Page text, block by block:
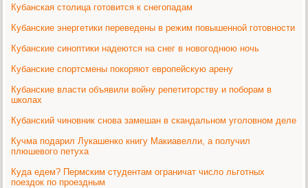
Кубанская столица готовится к снегопадам
Кубанские энергетики переведены в режим повышенной готовности
Кубанские синоптики надеются на снег в новогоднюю ночь
Кубанские спортсмены покоряют европейскую арену
Кубанские власти объявили войну репетиторству и поборам в
школах
Кубанский чиновник снова замешан в скандальном уголовном деле
Кучма подарил Лукашенко книгу Макиавелли, а получил
плюшевого петуха
Куда едем? Пермским студентам ограничат число льготных
поездок по проездным